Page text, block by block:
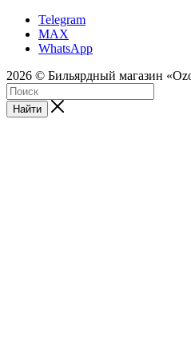
Telegram
MAX
WhatsApp
2026 © Бильярдный магазин
Найти